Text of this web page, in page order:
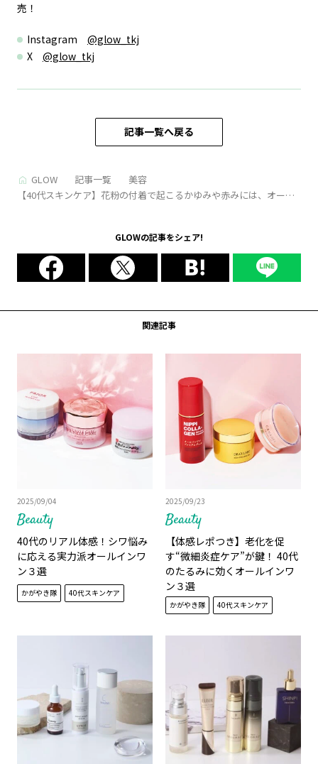
売！
Instagram @glow_tkj
X @glow_tkj
記事一覧へ戻る
GLOW 記事一覧
美容
【40代スキンケア】花粉の付着で起こるかゆみや赤みには、オール
GLOWの記事をシェア!
関連記事
Beauty
2025/09/04
40代のリアル体感！シワ悩み
に応える実力派オールインワ
ン３選
かがやき隊 40代スキンケア
Beauty
2025/09/23
【体感レポつき】老化を促
す“微細炎症ケア”が鍵！ 40代
のたるみに効くオールインワ
ン３選
かがやき隊 40代スキンケア